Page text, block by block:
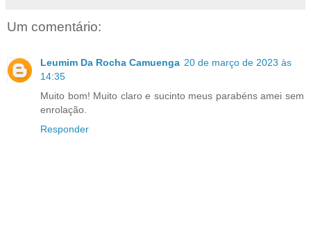
Um comentário:
Leumim Da Rocha Camuenga 20 de março de 2023 às
14:35
Muito bom! Muito claro e sucinto meus parabéns amei sem
enrolação.
Responder